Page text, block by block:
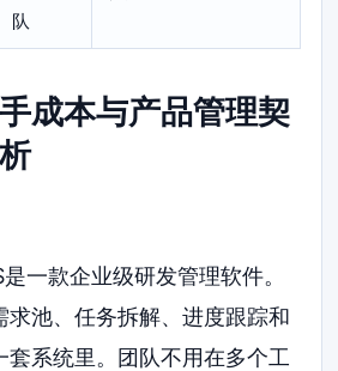
队
成本与产品管理契
一款企业级研发管理软件。
求池、任务拆解、进度跟踪和
套系统里。团队不用在多个工